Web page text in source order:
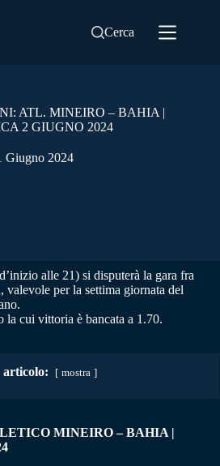
Cerca
ATL. MINEIRO – BAHIA |
2 GIUGNO 2024
Giugno 2024
alle 21) si disputerà la gara fra
per la settima giornata del
cui vittoria è bancata a 1.70.
articolo: mostra
MINEIRO – BAHIA |